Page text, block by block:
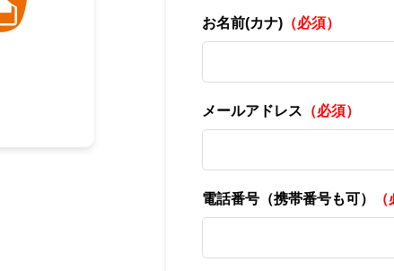
お名前(カナ) （必須）
メールアドレス （必須）
電話番号（携帯番号も可）